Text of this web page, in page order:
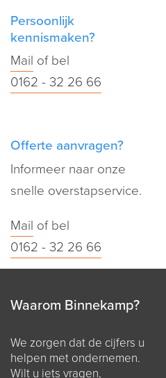
Persoonlijk
kennismaken?
Mail of bel
0162 - 32 26 66
Offerte aanvragen?
Informeer naar onze
snelle overstapservice.
Mail of bel
0162 - 32 26 66
Waarom Binnekamp?
We zorgen dat de cijfers u
helpen met ondernemen.
Wilt u iets vragen,